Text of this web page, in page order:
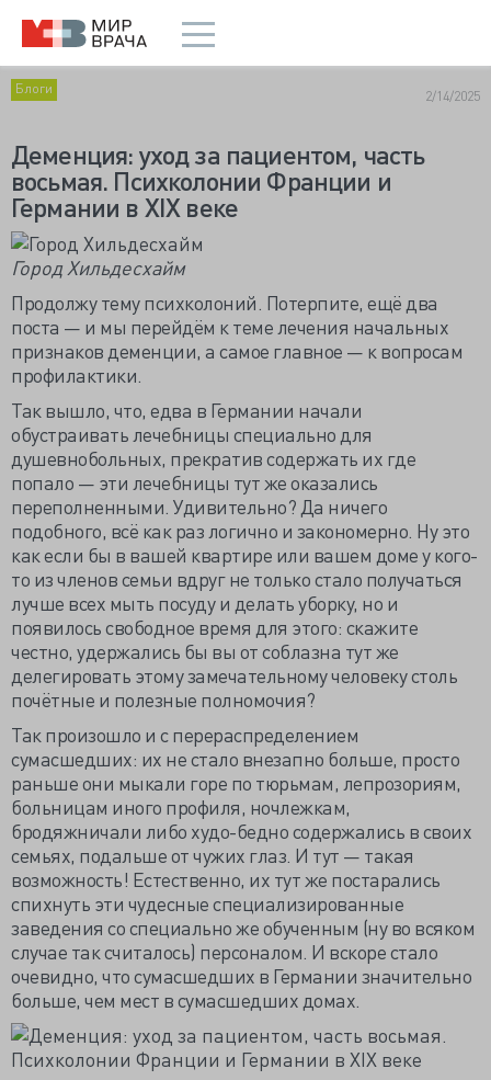
Блоги 2/14/2025
Деменция: уход за пациентом, часть
восьмая. Психколонии Франции и
Германии в XIX веке
Город Хильдесхайм
Продолжу тему психколоний. Потерпите, ещё два
поста — и мы перейдём к теме лечения начальных
признаков деменции, а самое главное — к вопросам
профилактики.
Так вышло, что, едва в Германии начали
обустраивать лечебницы специально для
душевнобольных, прекратив содержать их где
попало — эти лечебницы тут же оказались
переполненными. Удивительно? Да ничего
подобного, всё как раз логично и закономерно. Ну это
как если бы в вашей квартире или вашем доме у кого-
то из членов семьи вдруг не только стало получаться
лучше всех мыть посуду и делать уборку, но и
появилось свободное время для этого: скажите
честно, удержались бы вы от соблазна тут же
делегировать этому замечательному человеку столь
почётные и полезные полномочия?
Так произошло и с перераспределением
сумасшедших: их не стало внезапно больше, просто
раньше они мыкали горе по тюрьмам, лепрозориям,
больницам иного профиля, ночлежкам,
бродяжничали либо худо-бедно содержались в своих
семьях, подальше от чужих глаз. И тут — такая
возможность! Естественно, их тут же постарались
спихнуть эти чудесные специализированные
заведения со специально же обученным (ну во всяком
случае так считалось) персоналом. И вскоре стало
очевидно, что сумасшедших в Германии значительно
больше, чем мест в сумасшедших домах.